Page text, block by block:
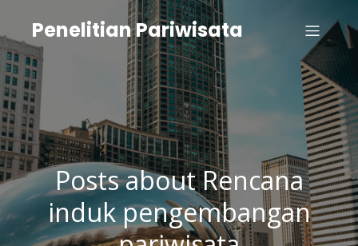
Penelitian Pariwisata
Posts about Rencana
induk pengembangan